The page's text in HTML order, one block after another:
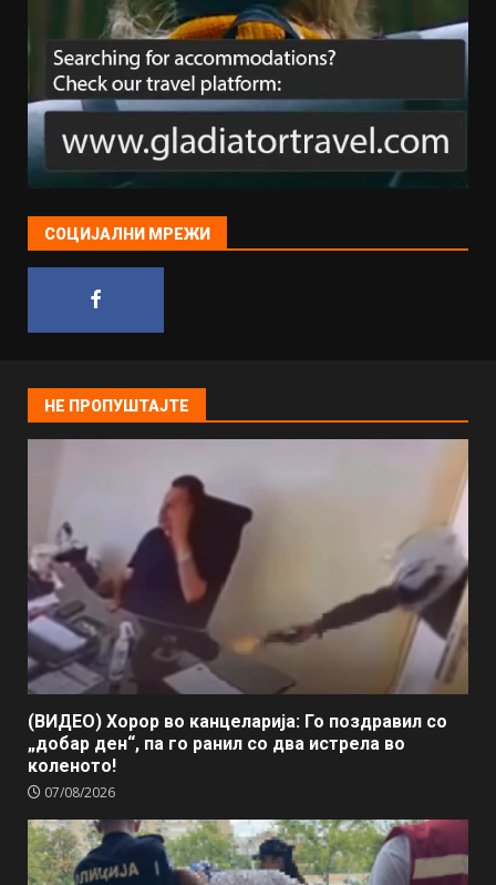
СОЦИЈАЛНИ МРЕЖИ
НЕ ПРОПУШТАЈТЕ
(ВИДЕО) Хорор во канцеларија: Го поздравил со
„добар ден“, па го ранил со два истрела во
коленото!
07/08/2026